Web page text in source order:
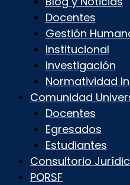
Docentes
Gestión
Institucional
Investigación
Normatividad
Comunidad
Docentes
Egresados
Estudiantes
Consultorio
PQRSF